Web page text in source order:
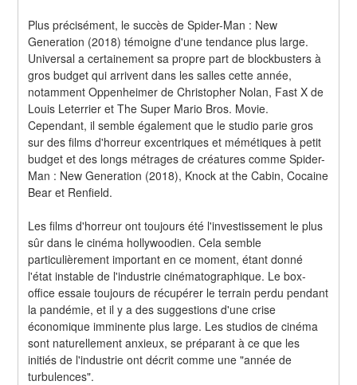
Plus précisément, le succès de Spider-Man : New
Generation (2018) témoigne d'une tendance plus large.
Universal a certainement sa propre part de blockbusters à
gros budget qui arrivent dans les salles cette année,
notamment Oppenheimer de Christopher Nolan, Fast X de
Louis Leterrier et The Super Mario Bros. Movie.
Cependant, il semble également que le studio parie gros
sur des films d'horreur excentriques et mémétiques à petit
budget et des longs métrages de créatures comme Spider-
Man : New Generation (2018), Knock at the Cabin, Cocaine
Bear et Renfield.
Les films d'horreur ont toujours été l'investissement le plus
sûr dans le cinéma hollywoodien. Cela semble
particulièrement important en ce moment, étant donné
l'état instable de l'industrie cinématographique. Le box-
office essaie toujours de récupérer le terrain perdu pendant
la pandémie, et il y a des suggestions d'une crise
économique imminente plus large. Les studios de cinéma
sont naturellement anxieux, se préparant à ce que les
initiés de l'industrie ont décrit comme une "année de
turbulences".